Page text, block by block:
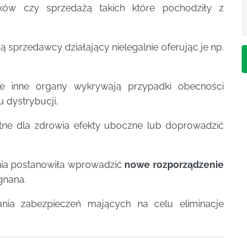
czy sprzedażą takich które pochodziły z
sprzedawcy działający nielegalnie oferując je np.
inne organy wykrywają przypadki obecności
dystrybucji.
dla zdrowia efekty uboczne lub doprowadzić
postanowiła wprowadzić nowe rozporządzenie
zabezpieczeń mających na celu eliminacje